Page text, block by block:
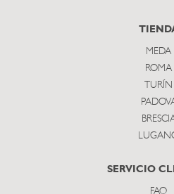
MEDA
ROMA
TURÍN
SERVICIO
FAQ